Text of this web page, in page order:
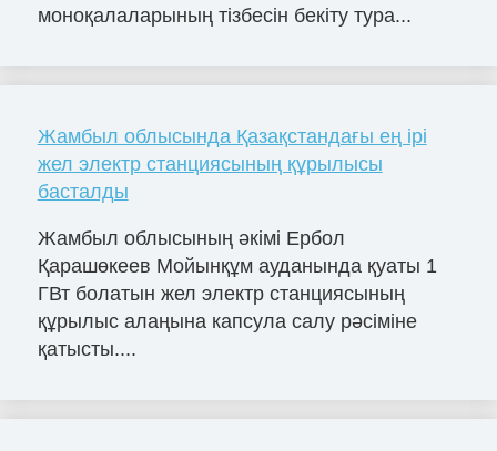
моноқалаларының тізбесін бекіту тура...
Жамбыл облысында Қазақстандағы ең ірі
жел электр станциясының құрылысы
басталды
Жамбыл облысының әкімі Ербол
Қарашөкеев Мойынқұм ауданында қуаты 1
ГВт болатын жел электр станциясының
құрылыс алаңына капсула салу рәсіміне
қатысты....